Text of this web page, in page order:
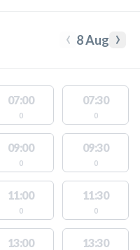
‹ 8 Aug ›
07:00
0
07:30
0
09:00
0
09:30
0
11:00
0
11:30
0
13:00 13:30